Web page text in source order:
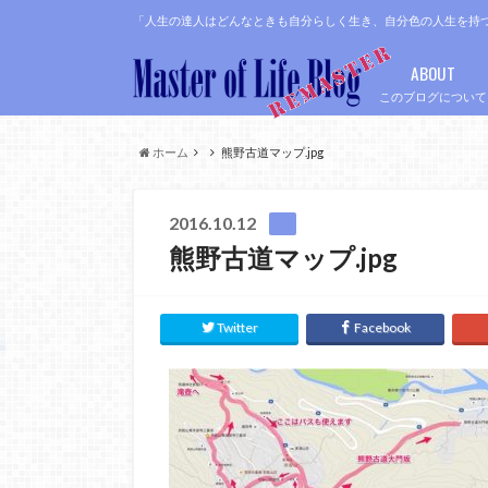
「人生の達人はどんなときも自分らしく生き、自分色の人生を持
このブログについて
ABOUT
ホーム 熊野古道マップ.jpg
2016.10.12
熊野古道マップ.jpg
Twitter Facebook